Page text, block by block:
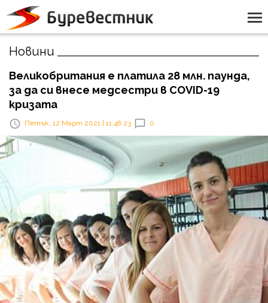
Новини
Великобритания е платила 28 млн. паунда,
за да си внесе медсестри в COVID-19
кризата
Петък, 12 Март 2021 | 11:48:23 0